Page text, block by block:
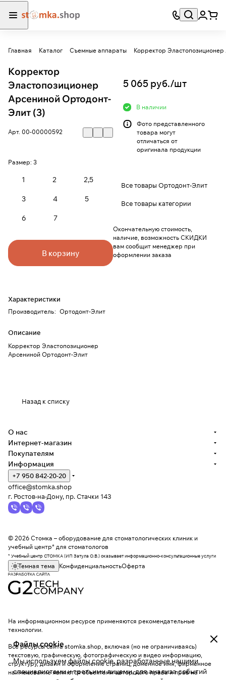
Главная Каталог Съемные аппараты Корректор
Корректор
Эластопозиционер
Арсениной Ортодонт-
Элит (3)
Арт. 00-00000592
Размер: 3
1 2 2,5
3 4 5
6 7
В корзину
Характеристики
Производитель: Ортодонт-Элит
Описание
Корректор Эластопозиционер
Арсениной Ортодонт-Элит
5 065 руб./шт
В наличии
Фото представленного
товара могут
отличаться от
оригинала продукции
Все товары Ортодонт-Элит
Все товары категории
Окончательную стоимость,
наличие, возможность СКИДКИ
вам сообщит менеджер при
оформлении заказа
Назад к списку
Файлы cookie
Мы используем файлы cookie, разработанные нашими
специалистами и третьими лицами, для анализа событий
О нас
Интернет-магазин
Покупателям
Информация
+7 950 842-20-20
office@stomka.shop
г. Ростов-на-Дону, пр. Стачки 143
© 2026 Стомка – оборудование для стоматологических клиник и
учебный центр* для стоматологов
* Учебный центр СТОМКА (ИП Затула О.В.) оказывает информационно-консультационные услуги
Темная тема КонфиденциальностьОферта
На информационном ресурсе применяются рекомендательные
технологии.
Все ресурсы сайта stomka.shop, включая (но не ограничиваясь)
текстовую, графическую, фотографическую и видео информацию,
структуру, дизайн и оформление страниц, доменное имя, фирменное
наименование являются объектами авторского права и прав на